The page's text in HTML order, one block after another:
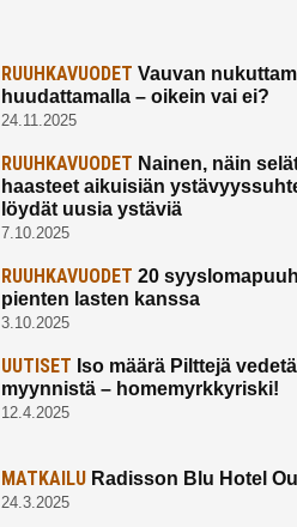
RUUHKAVUODET Vauvan
huudattamalla – oikein vai ei?
24.11.2025
RUUHKAVUODET Nainen, näin
haasteet aikuisiän
löydät uusia ystäviä
7.10.2025
RUUHKAVUODET 20
pienten lasten kanssa
3.10.2025
UUTISET Iso määrä Pilttejä
myynnistä – homemyrkkyriski!
12.4.2025
MATKAILU Radisson Blu Hotel
24.3.2025